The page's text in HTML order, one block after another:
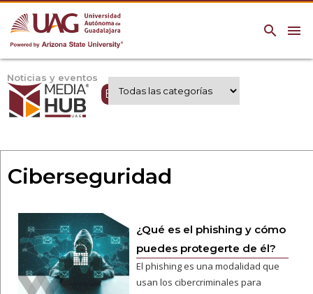
menu
search
Noticias y eventos
Expertos UAG
Ciberseguridad
¿Qué es el phishing y cómo
puedes protegerte de él?
El phishing es una modalidad que
usan los cibercriminales para